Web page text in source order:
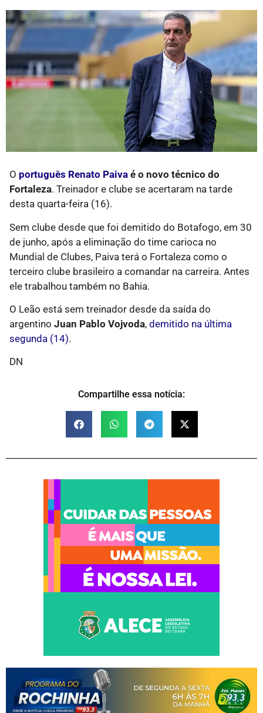
O português Renato Paiva é o novo técnico do
Fortaleza. Treinador e clube se acertaram na tarde
desta quarta-feira (16).
Sem clube desde que foi demitido do Botafogo, em 30
de junho, após a eliminação do time carioca no
Mundial de Clubes, Paiva terá o Fortaleza como o
terceiro clube brasileiro a comandar na carreira. Antes
ele trabalhou também no Bahia.
O Leão está sem treinador desde da saída do
argentino Juan Pablo Vojvoda, demitido na última
segunda (14).
DN
Compartilhe essa notícia: